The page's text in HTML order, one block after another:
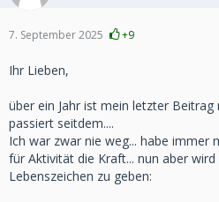
7. September 2025 +9
Ihr Lieben,
über ein Jahr ist mein letzter Beitrag
passiert seitdem....
Ich war zwar nie weg... habe immer
für Aktivität die Kraft... nun aber
Lebenszeichen zu geben: